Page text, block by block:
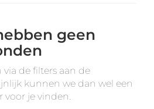
geen
via de filters aan de
kunnen we dan wel een
voor je vinden.